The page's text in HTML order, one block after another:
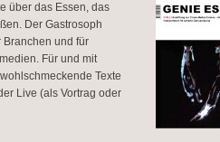
über das Essen, das
Der Gastrosoph
Branchen und für
Für und mit
Texte
Live (als Vortrag oder